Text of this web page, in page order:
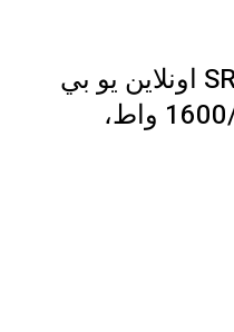
ايه بي سي SRV2KRILRK اونلاين يو بي
اس، 2000 فولت امبير/1600 واط،